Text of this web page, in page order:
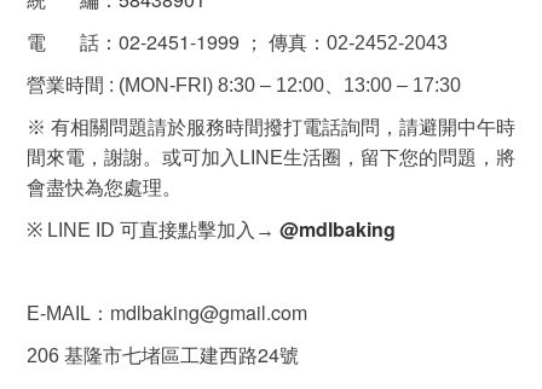
電 話 ： 02-2451-1999 ； 傳真 ： 02-2452-2043
營業時間 : (MON-FRI) 8:30 – 12:00、 13:00 – 17:30
※ 有相關問題請於服務時間撥打電話詢問，請避開中午時
間來電，謝謝。或可加入LINE生活圈，留下您的問題，將
會盡快為您處理。
※ LINE ID 可直接點擊加入→ @mdlbaking
E-MAIL ： mdlbaking@gmail.com
206 基隆市七堵區工建西路24號